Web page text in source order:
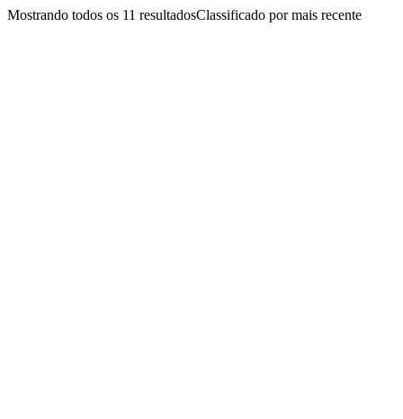
Mostrando todos os 11 resultadosClassificado por mais recente